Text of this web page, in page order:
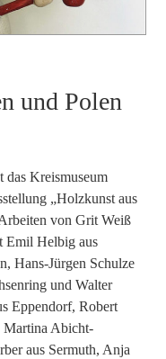
und Polen
das Kreismuseum
„Holzkunst aus
von Grit Weiß
Emil Helbig aus
Hans-Jürgen Schulze
und Walter
Eppendorf, Robert
Martina Abicht-
aus Sermuth, Anja